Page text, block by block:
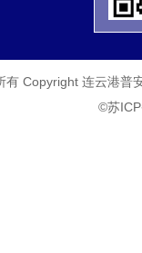
有 Copyright 连云港普
©苏